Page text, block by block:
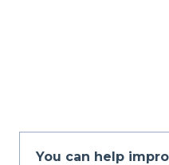
You can help